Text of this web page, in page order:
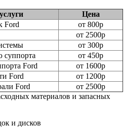
Цена
Ford
от 800р
от 2500р
от 300р
суппорта
от 450р
Ford
от 1600р
Ford
от 1200р
Ford
от 2500р
материалов и запасных